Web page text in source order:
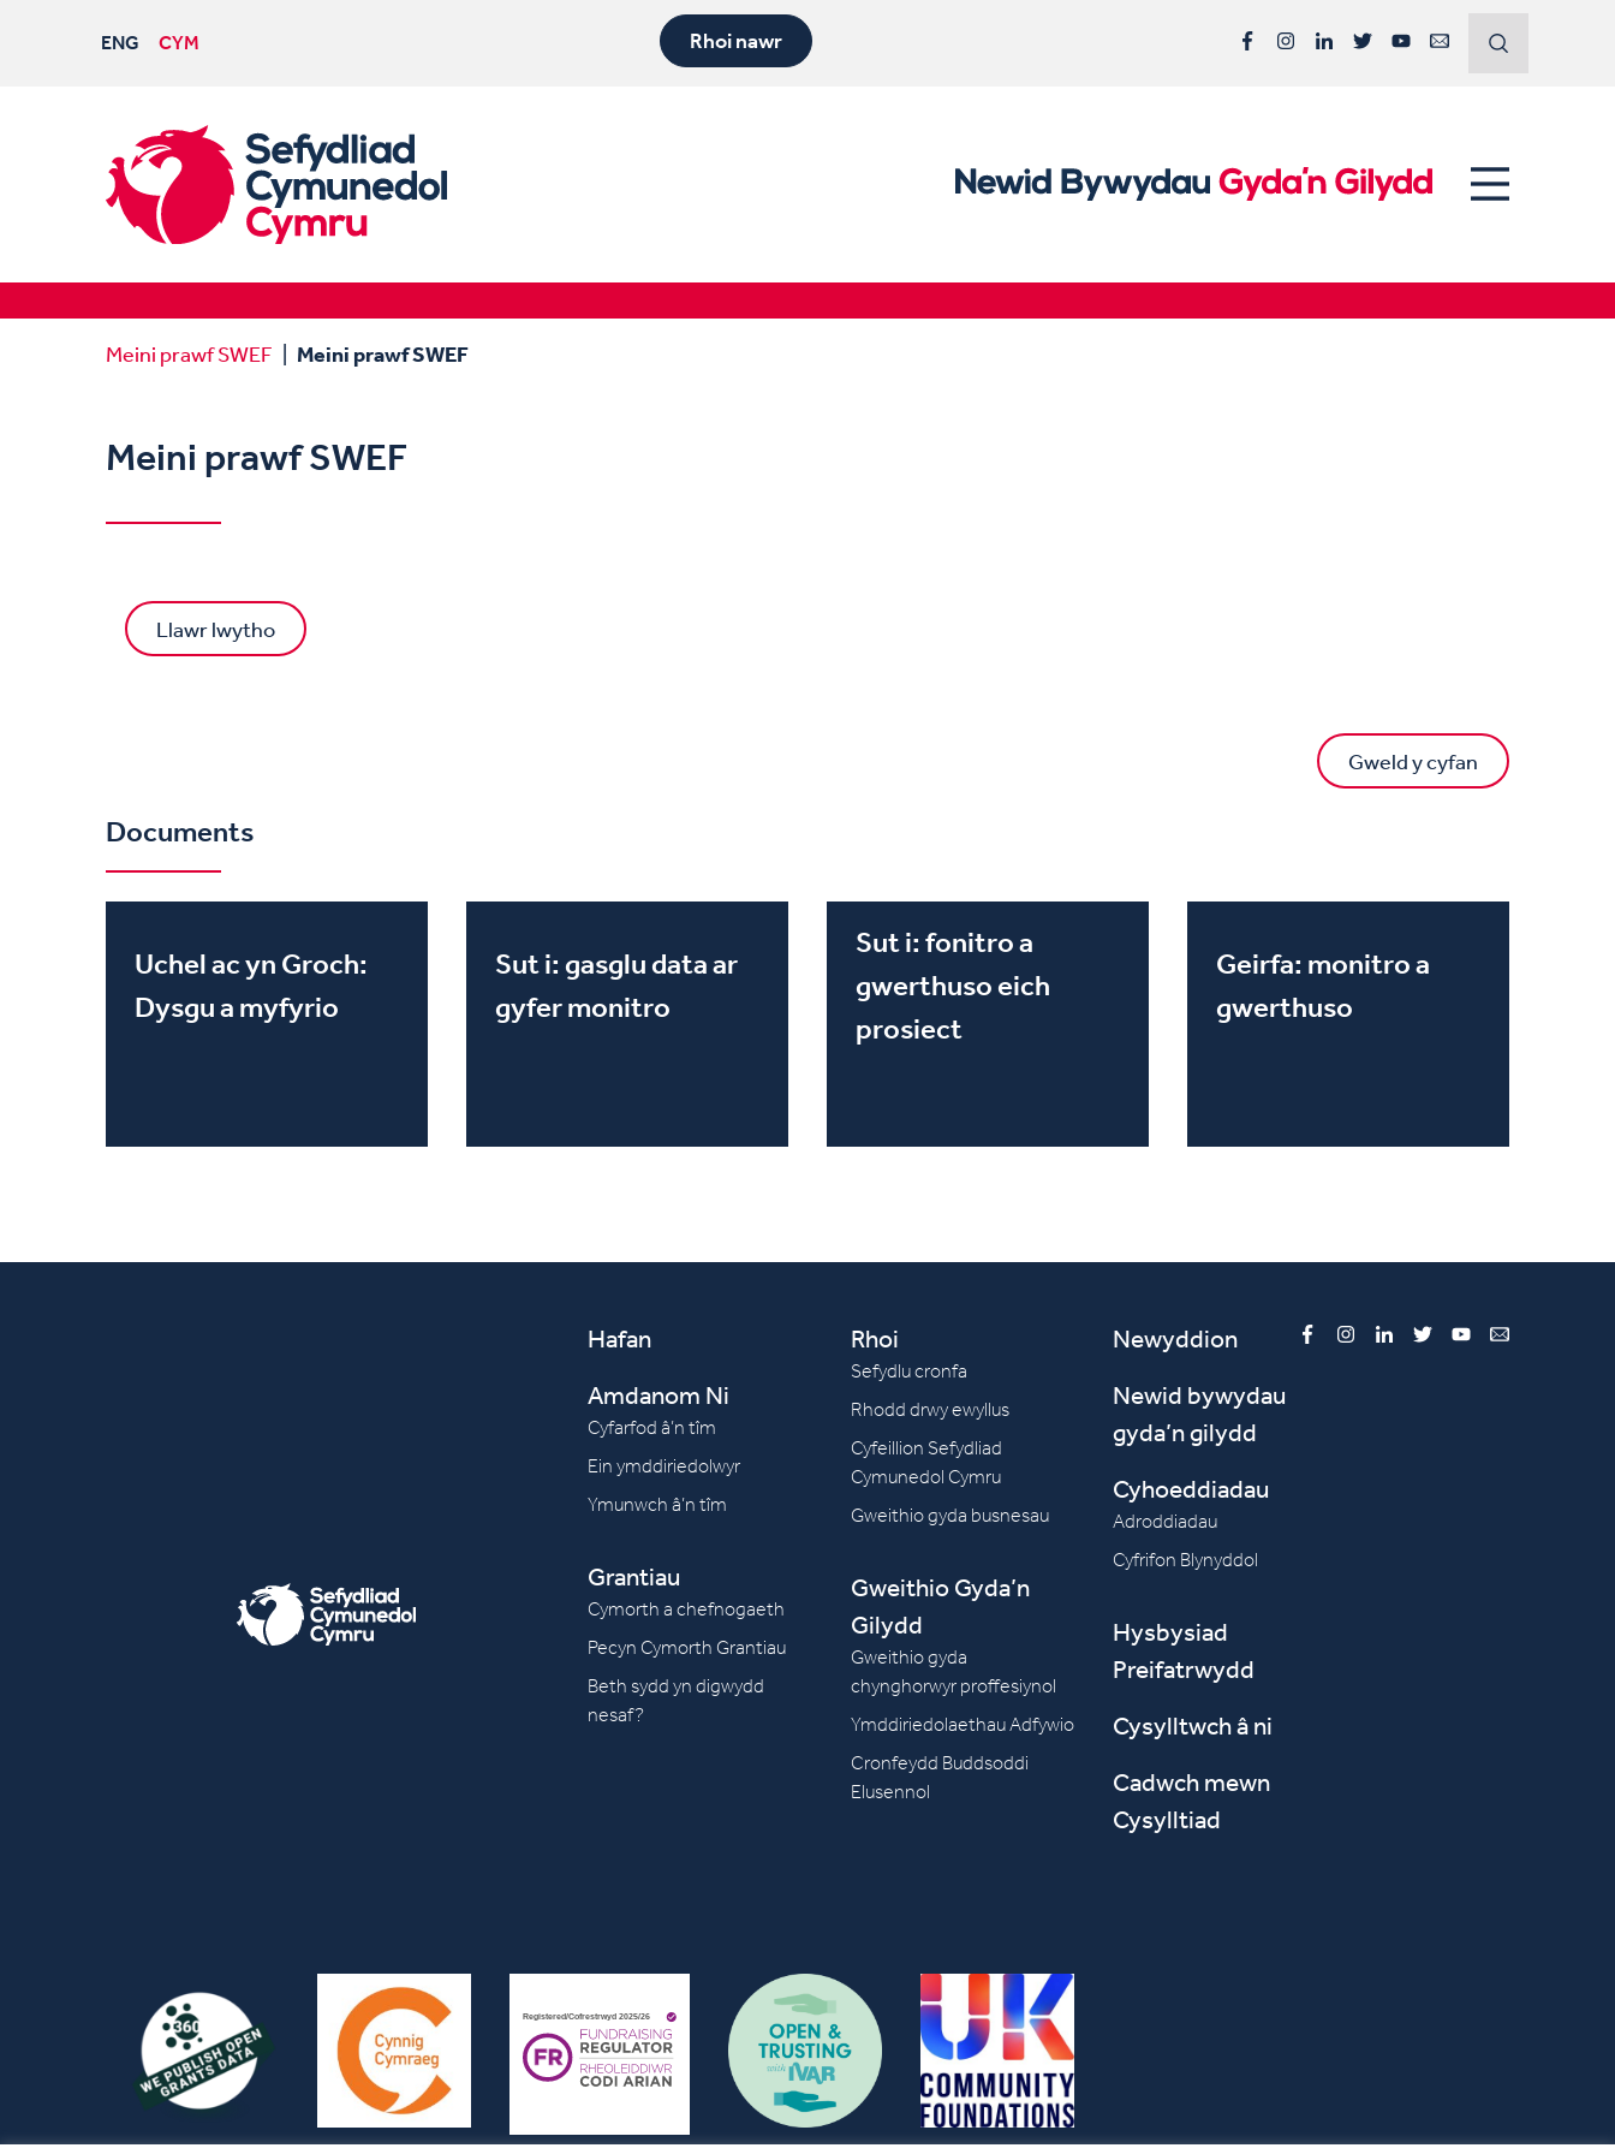
ENG CYM Rhoi nawr
Meini prawf SWEF Meini prawf SWEF
Meini prawf SWEF
Llawr lwytho
Documents
Gweld y cyfan
Uchel ac yn Groch:
Dysgu a myfyrio
Sut i: gasglu data ar
gyfer monitro
Sut i: fonitro a
gwerthuso eich
prosiect
Geirfa: monitro a
gwerthuso
Hafan
Amdanom Ni
Cyfarfod â’n tîm
Ein ymddiriedolwyr
Ymunwch â’n tîm
Grantiau
Cymorth a chefnogaeth
Pecyn Cymorth Grantiau
Beth sydd yn digwydd
nesaf?
Rhoi
Sefydlu cronfa
Rhodd drwy ewyllus
Cyfeillion Sefydliad
Cymunedol Cymru
Gweithio gyda busnesau
Gweithio Gyda’n
Gilydd
Gweithio gyda
chynghorwyr proffesiynol
Ymddiriedolaethau Adfywio
Cronfeydd Buddsoddi
Elusennol
Newyddion
Newid bywydau
gyda’n gilydd
Cyhoeddiadau
Adroddiadau
Cyfrifon Blynyddol
Hysbysiad
Preifatrwydd
Cysylltwch â ni
Cadwch mewn
Cysylltiad